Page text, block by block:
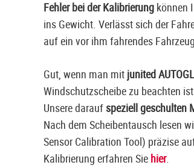
Fehler bei der Kalibrierung können
ins Gewicht. Verlässt sich der
auf ein vor ihm fahrendes
Gut, wenn man mit junited
Windschutzscheibe zu beachten
Unsere darauf speziell geschulten
Nach dem Scheibentausch lesen
Sensor Calibration Tool) präzise
Kalibrierung erfahren Sie hier.